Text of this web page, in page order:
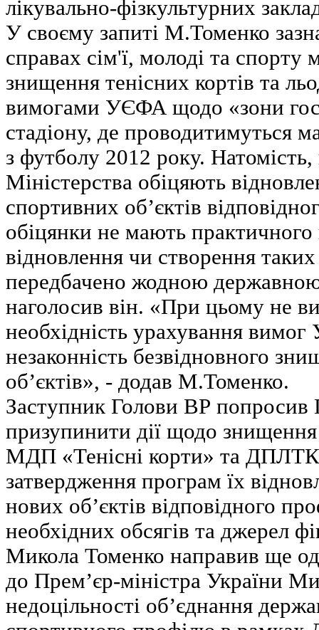
лікувально-фізкультурних
У своєму запиті М.Томенко
справах сім'ї, молоді та спорту
знищення тенісних кортів та
вимогами УЄФА щодо «зони
стадіону, де проводитимуться
з футболу 2012 року.
Міністерства обіцяють
спортивних об’єктів
обіцянки не мають практичного
відновлення чи створення таких
передбачено жодною
наголосив він. «При цьому не
необхідність урахування
незаконність безвідновного
об’єктів», - додав М.Томенко.
Заступник Голови ВР попросив
призупинити дії щодо знищення
МДП «Тенісні корти» та
затвердження програм їх
нових об’єктів відповідного
необхідних обсягів та джерел
Микола Томенко направив ще
до Прем’єр-міністра України
недоцільності об’єднання